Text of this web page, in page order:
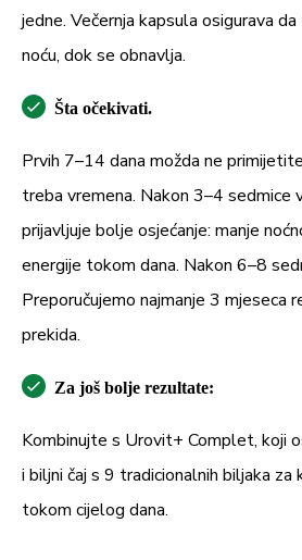
jedne. Večernja kapsula osigurava
noću, dok se obnavlja.
Šta očekivati.
Prvih 7–14 dana možda ne
treba vremena. Nakon 3–4 sedmice
prijavljuje bolje osjećanje: manje
energije tokom dana. Nakon 6–8
Preporučujemo najmanje 3 mjeseca
prekida.
Za još bolje rezultate:
Kombinujte s Urovit+ Complet, koji
i biljni čaj s 9 tradicionalnih biljaka za
tokom cijelog dana.